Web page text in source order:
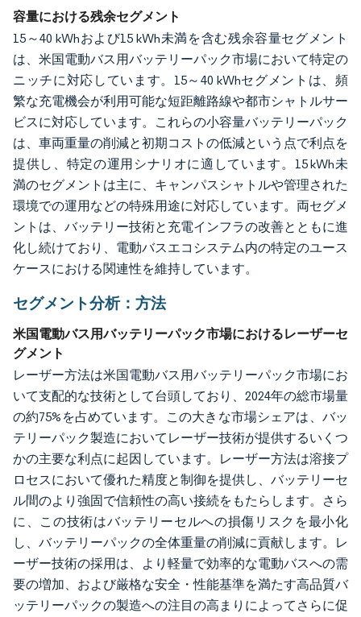
容量における残余セグメント
15～40 kWhおよび15 kWh未満を含む残余容量セグメント
は、米国電動バス用バッテリーパック市場において特定の
ニッチに対応しています。15～40 kWhセグメントは、頻
繁な充電機会が利用可能な短距離路線や都市シャトルサー
ビスに対応しています。これらの小容量バッテリーパック
は、車両重量の削減と初期コストの低減という点で利点を
提供し、特定の運用シナリオに適しています。15 kWh未
満のセグメントは主に、キャンパスシャトルや管理された
環境での運用などの特殊用途に対応しています。両セグメ
ントは、バッテリー技術と充電インフラの改善とともに進
化し続けており、電動バスエコシステム内の特定のユース
ケースにおける関連性を維持しています。
セグメント分析：方法
米国電動バス用バッテリーパック市場におけるレーザーセ
グメント
レーザー方法は米国電動バス用バッテリーパック市場にお
いて支配的な技術として台頭しており、2024年の総市場量
の約75%を占めています。この大きな市場シェアは、バッ
テリーパック製造においてレーザー技術が提供するいくつ
かの主要な利点に起因しています。レーザー方法は溶接プ
ロセスにおいて優れた精度と制御を提供し、バッテリーセ
ル間のより強固で信頼性の高い接続をもたらします。さら
に、この技術はバッテリーセルへの損傷リスクを最小化
し、バッテリーパックの全体重量の削減に貢献します。レ
ーザー技術の採用は、より軽量で効率的な電動バスへの需
要の増加、および厳格な安全・性能基準を満たす高品質バ
ッテリーパックの製造への注目の高まりによってさらに促